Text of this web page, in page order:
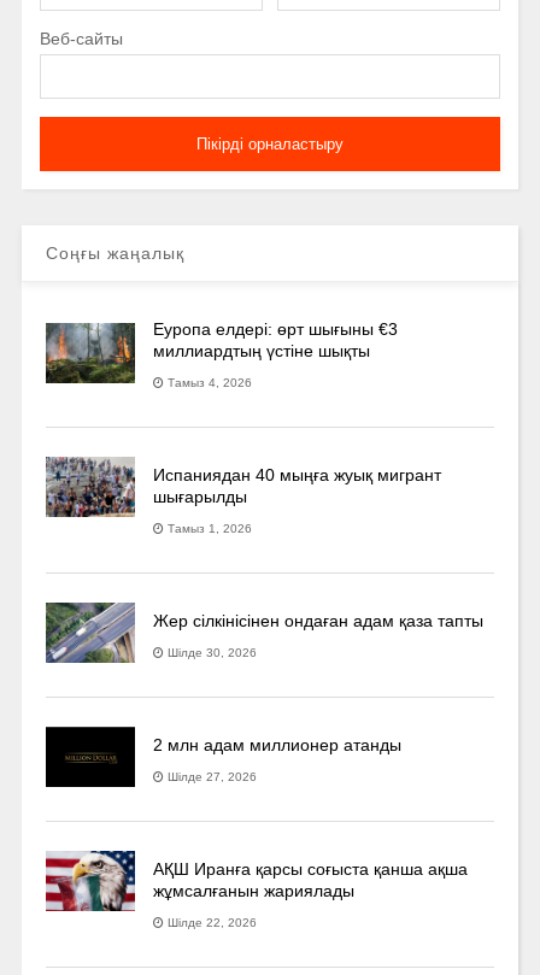
Веб-сайты
Соңғы жаңалық
Еуропа елдері: өрт шығыны €3
миллиардтың үстіне шықты
Тамыз 4, 2026
Испаниядан 40 мыңға жуық мигрант
шығарылды
Тамыз 1, 2026
Жер сілкінісінен ондаған адам қаза тапты
Шілде 30, 2026
2 млн адам миллионер атанды
Шілде 27, 2026
АҚШ Иранға қарсы соғыста қанша ақша
жұмсалғанын жариялады
Шілде 22, 2026